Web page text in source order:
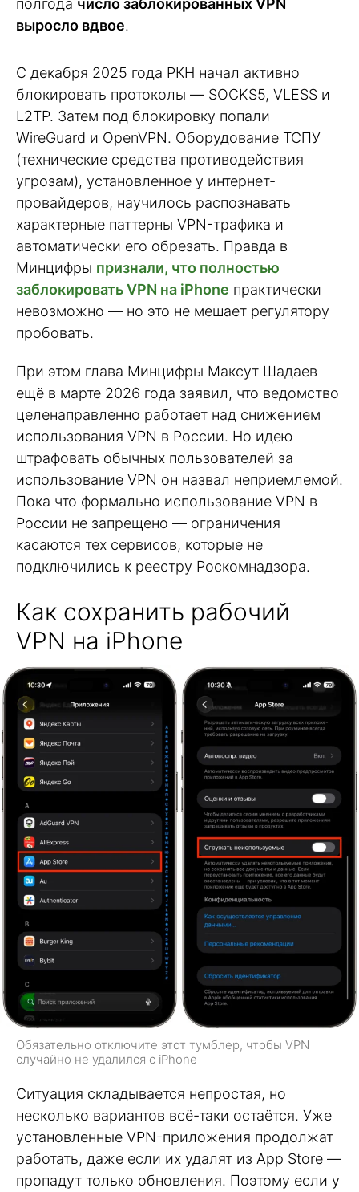
полгода число заблокированных VPN
выросло вдвое.
С декабря 2025 года РКН начал активно
блокировать протоколы — SOCKS5, VLESS и
L2TP. Затем под блокировку попали
WireGuard и OpenVPN. Оборудование ТСПУ
(технические средства противодействия
угрозам), установленное у интернет-
провайдеров, научилось распознавать
характерные паттерны VPN-трафика и
автоматически его обрезать. Правда в
Минцифры признали, что полностью
заблокировать VPN на iPhone практически
невозможно — но это не мешает регулятору
пробовать.
При этом глава Минцифры Максут Шадаев
ещё в марте 2026 года заявил, что ведомство
целенаправленно работает над снижением
использования VPN в России. Но идею
штрафовать обычных пользователей за
использование VPN он назвал неприемлемой.
Пока что формально использование VPN в
России не запрещено — ограничения
касаются тех сервисов, которые не
подключились к реестру Роскомнадзора.
Как сохранить рабочий
VPN на iPhone
Обязательно отключите этот тумблер, чтобы VPN
случайно не удалился с iPhone
Ситуация складывается непростая, но
несколько вариантов всё-таки остаётся. Уже
установленные VPN-приложения продолжат
работать, даже если их удалят из App Store —
пропадут только обновления. Поэтому если у